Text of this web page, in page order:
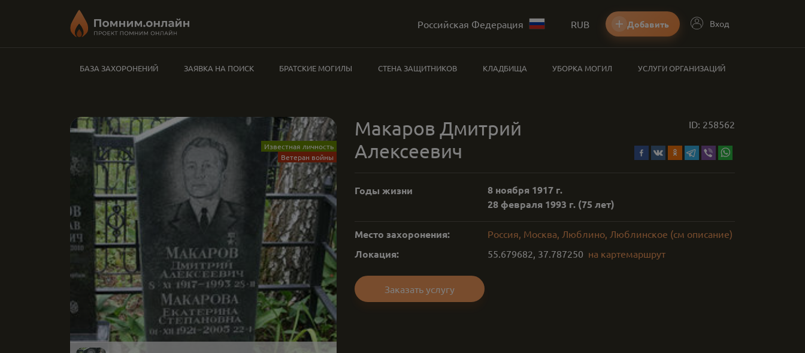
Российская Федерация RUB Добавить Вход
БАЗА ЗАХОРОНЕНИЙ ЗАЯВКА НА ПОИСК БРАТСКИЕ МОГИЛЫ СТЕНА ЗАЩИТНИКОВ КЛАДБИЩА УБОРКА МОГИЛ УСЛУГИ ОРГАНИЗАЦИЙ
Известная личность
Ветеран войны
Макаров Дмитрий
Алексеевич
ID: 258562
Годы жизни
8 ноября 1917 г.
28 февраля 1993 г. (75 лет)
Место захоронения: Россия, Москва, Люблино, Люблинское (см описание)
Локация: 55.679682, 37.787250 на картемаршрут
Заказать услугу